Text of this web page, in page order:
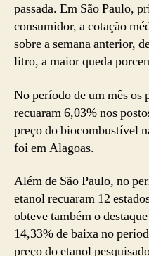
passada. Em São Paulo,
consumidor, a cotação
sobre a semana anterior,
litro, a maior queda
No período de um mês os
recuaram 6,03% nos
preço do biocombustível
foi em Alagoas.
Além de São Paulo, no
etanol recuaram 12
obteve também o
14,33% de baixa no
preço do etanol